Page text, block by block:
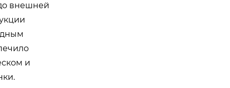
внешней
и